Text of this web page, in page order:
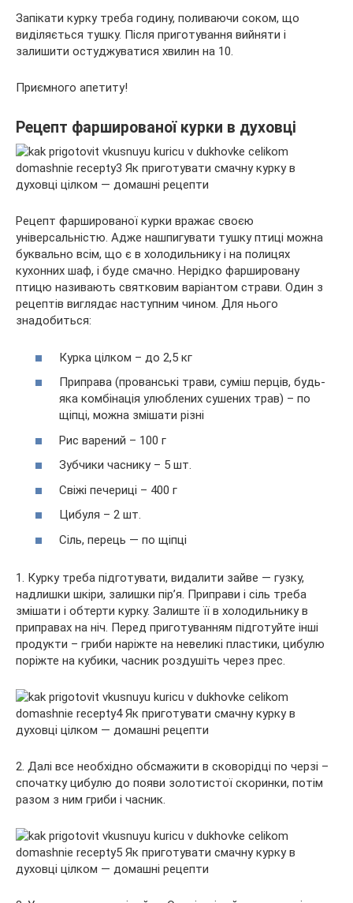
Запікати курку треба годину, поливаючи соком, що
виділяється тушку. Після приготування вийняти і
залишити остуджуватися хвилин на 10.
Приємного апетиту!
Рецепт фаршированої курки в духовці
Рецепт фаршированої курки вражає своєю
універсальністю. Адже нашпигувати тушку птиці можна
буквально всім, що є в холодильнику і на полицях
кухонних шаф, і буде смачно. Нерідко фаршировану
птицю називають святковим варіантом страви. Один з
рецептів виглядає наступним чином. Для нього
знадобиться:
Курка цілком – до 2,5 кг
Приправа (прованські трави, суміш перців, будь-
яка комбінація улюблених сушених трав) – по
щіпці, можна змішати різні
Рис варений – 100 г
Зубчики часнику – 5 шт.
Свіжі печериці – 400 г
Цибуля – 2 шт.
Сіль, перець — по щіпці
1. Курку треба підготувати, видалити зайве — гузку,
надлишки шкіри, залишки пір’я. Приправи і сіль треба
змішати і обтерти курку. Залиште її в холодильнику в
приправах на ніч. Перед приготуванням підготуйте інші
продукти – гриби наріжте на невеликі пластики, цибулю
поріжте на кубики, часник роздушіть через прес.
2. Далі все необхідно обсмажити в сковорідці по черзі –
спочатку цибулю до появи золотистої скоринки, потім
разом з ним гриби і часник.